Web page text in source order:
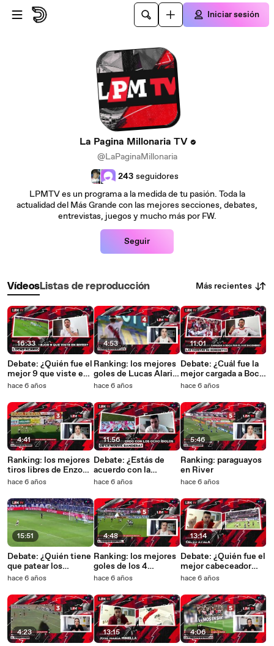
Saltar al contenido principal
Iniciar sesión
La Pagina Millonaria TV
@LaPaginaMillonaria
243 seguidores
LPMTV es un programa a la medida de tu pasión. Toda la
actualidad del Más Grande con las mejores secciones, debates,
entrevistas, juegos y mucho más por FW.
Seguir
VídeosListas de reproducción Más recientes
16:33
Debate: ¿Quién fue el
mejor 9 que viste en
River?
hace 6 años
4:41
Ranking: los mejores
tiros libres de Enzo
Francescoli
hace 6 años
15:51
Debate: ¿Quién tiene
que patear los
penales en River?
hace 6 años
4:23
4:53
Ranking: los mejores
goles de Lucas Alario
en River
hace 6 años
11:56
Debate: ¿Estás de
acuerdo con la
bandera de los ocho
hace 6 años
4:48
Ranking: los mejores
goles de los 4
Fantásticos
hace 6 años
13:15
11:01
Debate: ¿Cuál fue la
mejor cargada a Boca
por el 9 de
hace 6 años
5:46
Ranking: paraguayos
en River
hace 6 años
13:14
Debate: ¿Quién fue el
mejor cabeceador
que viste en River?
hace 6 años
4:06